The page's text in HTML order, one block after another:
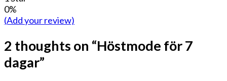
0%
(Add your review)
2 thoughts on “Höstmode för 7
dagar”